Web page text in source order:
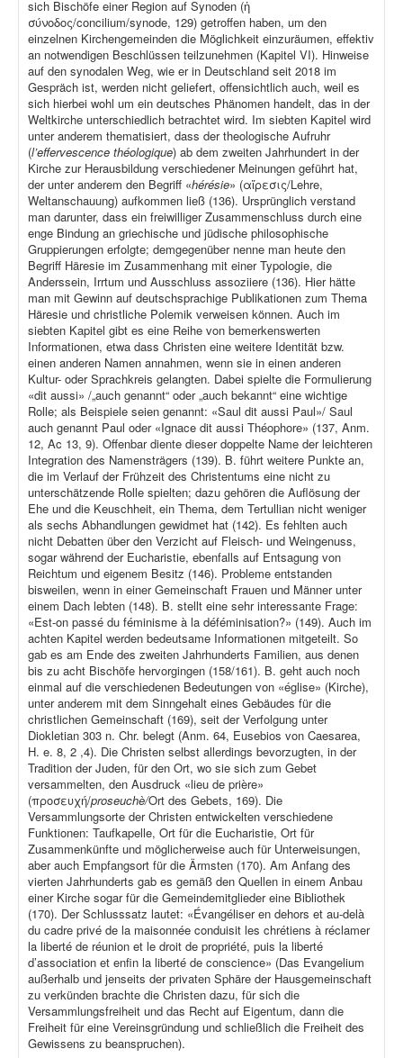
sich Bischöfe einer Region auf Synoden (ἡ
σύνοδος/concilium/synode, 129) getroffen haben, um den
einzelnen Kirchengemeinden die Möglichkeit einzuräumen, effektiv
an notwendigen Beschlüssen teilzunehmen (Kapitel VI). Hinweise
auf den synodalen Weg, wie er in Deutschland seit 2018 im
Gespräch ist, werden nicht geliefert, offensichtlich auch, weil es
sich hierbei wohl um ein deutsches Phänomen handelt, das in der
Weltkirche unterschiedlich betrachtet wird. Im siebten Kapitel wird
unter anderem thematisiert, dass der theologische Aufruhr
(l’effervescence théologique) ab dem zweiten Jahrhundert in der
Kirche zur Herausbildung verschiedener Meinungen geführt hat,
der unter anderem den Begriff «hérésie» (αἵρεσις/Lehre,
Weltanschauung) aufkommen ließ (136). Ursprünglich verstand
man darunter, dass ein freiwilliger Zusammenschluss durch eine
enge Bindung an griechische und jüdische philosophische
Gruppierungen erfolgte; demgegenüber nenne man heute den
Begriff Häresie im Zusammenhang mit einer Typologie, die
Anderssein, Irrtum und Ausschluss assoziiere (136). Hier hätte
man mit Gewinn auf deutschsprachige Publikationen zum Thema
Häresie und christliche Polemik verweisen können. Auch im
siebten Kapitel gibt es eine Reihe von bemerkenswerten
Informationen, etwa dass Christen eine weitere Identität bzw.
einen anderen Namen annahmen, wenn sie in einen anderen
Kultur- oder Sprachkreis gelangten. Dabei spielte die Formulierung
«dit aussi» /„auch genannt“ oder „auch bekannt“ eine wichtige
Rolle; als Beispiele seien genannt: «Saul dit aussi Paul»/ Saul
auch genannt Paul oder «Ignace dit aussi Théophore» (137, Anm.
12, Ac 13, 9). Offenbar diente dieser doppelte Name der leichteren
Integration des Namensträgers (139). B. führt weitere Punkte an,
die im Verlauf der Frühzeit des Christentums eine nicht zu
unterschätzende Rolle spielten; dazu gehören die Auflösung der
Ehe und die Keuschheit, ein Thema, dem Tertullian nicht weniger
als sechs Abhandlungen gewidmet hat (142). Es fehlten auch
nicht Debatten über den Verzicht auf Fleisch- und Weingenuss,
sogar während der Eucharistie, ebenfalls auf Entsagung von
Reichtum und eigenem Besitz (146). Probleme entstanden
bisweilen, wenn in einer Gemeinschaft Frauen und Männer unter
einem Dach lebten (148). B. stellt eine sehr interessante Frage:
«Est-on passé du féminisme à la déféminisation?» (149). Auch im
achten Kapitel werden bedeutsame Informationen mitgeteilt. So
gab es am Ende des zweiten Jahrhunderts Familien, aus denen
bis zu acht Bischöfe hervorgingen (158/161). B. geht auch noch
einmal auf die verschiedenen Bedeutungen von «église» (Kirche),
unter anderem mit dem Sinngehalt eines Gebäudes für die
christlichen Gemeinschaft (169), seit der Verfolgung unter
Diokletian 303 n. Chr. belegt (Anm. 64, Eusebios von Caesarea,
H. e. 8, 2 ,4). Die Christen selbst allerdings bevorzugten, in der
Tradition der Juden, für den Ort, wo sie sich zum Gebet
versammelten, den Ausdruck «lieu de prière»
(προσευχή/proseuchè/Ort des Gebets, 169). Die
Versammlungsorte der Christen entwickelten verschiedene
Funktionen: Taufkapelle, Ort für die Eucharistie, Ort für
Zusammenkünfte und möglicherweise auch für Unterweisungen,
aber auch Empfangsort für die Ärmsten (170). Am Anfang des
vierten Jahrhunderts gab es gemäß den Quellen in einem Anbau
einer Kirche sogar für die Gemeindemitglieder eine Bibliothek
(170). Der Schlusssatz lautet: «Évangéliser en dehors et au-delà
du cadre privé de la maisonnée conduisit les chrétiens à réclamer
la liberté de réunion et le droit de propriété, puis la liberté
d’association et enfin la liberté de conscience» (Das Evangelium
außerhalb und jenseits der privaten Sphäre der Hausgemeinschaft
zu verkünden brachte die Christen dazu, für sich die
Versammlungsfreiheit und das Recht auf Eigentum, dann die
Freiheit für eine Vereinsgründung und schließlich die Freiheit des
Gewissens zu beanspruchen).